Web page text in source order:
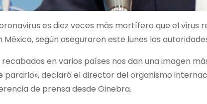
es diez veces más mortífero que el virus
México, según aseguraron este lunes las
recabados en varios países nos dan una imagen
pararlo», declaró el director del organismo
de prensa desde Ginebra.